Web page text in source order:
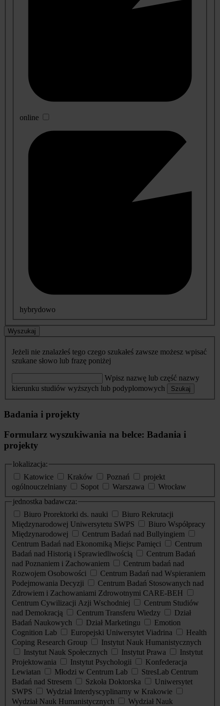
online
hybrydowo
Wyszukaj
Jeżeli nie znalazłeś tego czego szukałeś zawsze możesz wpisać
szukane słowo lub frazę poniżej
Wpisz nazwę lub część nazwy
kierunku studiów wyższych lub podyplomowych
Szukaj
Badania i projekty
Formularz wyszukiwania na belce: Badania i
projekty
lokalizacja:
Katowice
Kraków Poznań
projekt
ogólnouczelniany
Sopot Warszawa
Wrocław
jednostka badawcza:
Biuro Prorektorki ds. nauki
Biuro Rekrutacji
Międzynarodowej Uniwersytetu SWPS
Biuro Współpracy
Międzynarodowej
Centrum Badań nad Bullyingiem
Centrum Badań nad Ekonomiką Miejsc Pamięci
Centrum
Badań nad Historią i Sprawiedliwością
Centrum Badań
nad Poznaniem i Zachowaniem
Centrum badań nad
Rozwojem Osobowości
Centrum Badań nad Wspieraniem
Podejmowania Decyzji
Centrum Badań Stosowanych nad
Zdrowiem i Zachowaniami Zdrowotnymi CARE-BEH
Centrum Cywilizacji Azji Wschodniej
Centrum Studiów
nad Demokracją
Centrum Transferu Wiedzy
Dział
Badań Naukowych
Dział Marketingu
Emotion
Cognition Lab
Europejski Uniwersytet Viadrina
Health
Coping Research Group
Instytut Nauk Humanistycznych
Instytut Nauk Społecznych
Instytut Prawa
Instytut
Projektowania
Instytut Psychologii
Konfederacja
Lewiatan
Młodzi w Centrum Lab
StresLab Centrum
Badań nad Stresem
Szkoła Doktorska
Uniwersytet
SWPS
Wydział Interdyscyplinarny w Krakowie
Wydział Nauk Humanistycznych
Wydział Nauk